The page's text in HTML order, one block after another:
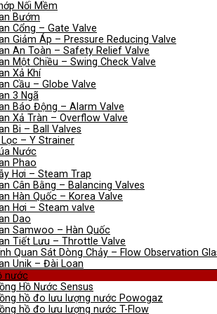
Nối Mềm
Bướm
Cổng – Gate Valve
Giảm Áp – Pressure Reducing Valve
An Toàn – Safety Relief Valve
Một Chiều – Swing Check Valve
Xả Khí
Cầu – Globe Valve
3 Ngã
Báo Động – Alarm Valve
Xả Tràn – Overflow Valve
Bi – Ball Valves
Lọc – Y Strainer
Nước
Phao
Hơi – Steam Trap
Cân Bằng – Balancing Valves
Hàn Quốc – Korea Valve
Hơi – Steam valve
Dao
Samwoo – Hàn Quốc
Tiết Lưu – Throttle Valve
Quan Sát Dòng Chảy – Flow Observation
Unik – Đài Loan
nước
Hồ Nước Sensus
hồ đo lưu lượng nước Powogaz
hồ đo lưu lượng nước T-Flow